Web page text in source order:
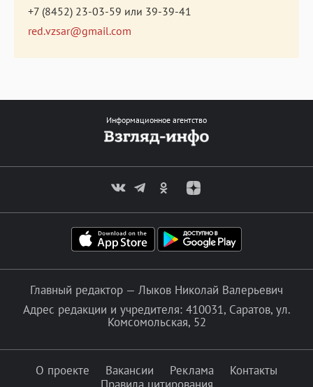
+7 (8452) 23-03-59 или 39-39-41
red.vzsar@gmail.com
Информационное агентство
Главный редактор — Лыков Николай Валерьевич
Адрес редакции и учредителя: 410031, Саратов, ул.
Комсомольская, 52
О проекте Вакансии Реклама
Контакты